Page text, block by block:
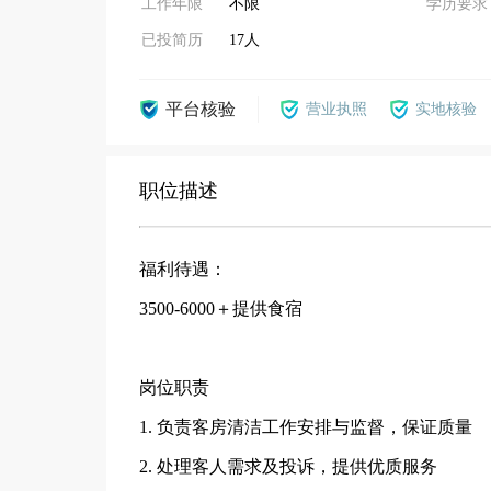
工作年限 不限
已投简历 17人
学历要求
平台核验 营业执照 实地核验
职位描述
福利待遇：
3500-6000＋提供食宿
岗位职责
1. 负责客房清洁工作安排与监督，保证质量
2. 处理客人需求及投诉，提供优质服务